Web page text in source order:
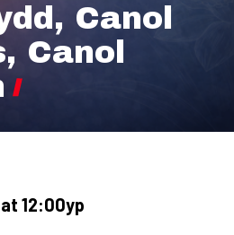
Canol
Canol
12:00yp